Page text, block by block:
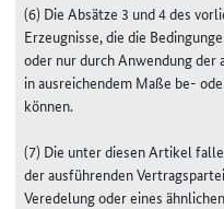
(6) Die Absätze 3 und 4 des
Erzeugnisse, die die
oder nur durch Anwendung der
in ausreichendem Maße be-
können.
(7) Die unter diesen Artikel
der ausführenden
Veredelung oder eines